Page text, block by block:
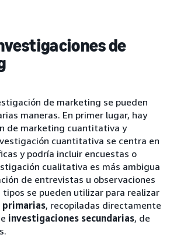
de
de marketing se pueden
maneras. En primer lugar, hay
de marketing cuantitativa y
cuantitativa se centra en
y podría incluir encuestas o
cualitativa es más ambigua
de entrevistas u observaciones
tipos se pueden utilizar para realizar
primarias, recopiladas directamente
investigaciones secundarias, de